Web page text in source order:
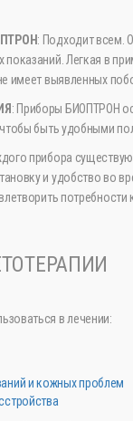
: Подходит всем.
Легкая в
имеет выявленных
: Приборы БИОПТРОН
быть удобными
прибора
и удобство во
потребности
в лечении:
и кожных проблем